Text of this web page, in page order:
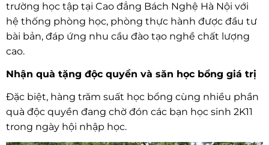
trường học tập tại Cao đẳng Bách Nghệ Hà Nội với
hệ thống phòng học, phòng thực hành được đầu tư
bài bản, đáp ứng nhu cầu đào tạo nghề chất lượng
cao.
Nhận quà tặng độc quyền và săn học bổng giá trị
Đặc biệt, hàng trăm suất học bổng cùng nhiều phần
quà độc quyền đang chờ đón các bạn học sinh 2K11
trong ngày hội nhập học.